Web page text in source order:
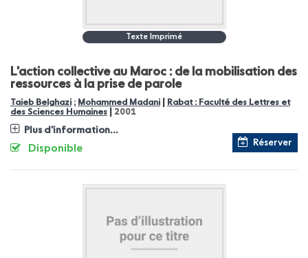
Texte Imprimé
L'action collective au Maroc : de la mobilisation des
ressources à la prise de parole
Taieb Belghazi ; Mohammed Madani
Rabat : Faculté des Lettres et
des Sciences Humaines
2001
Plus d'information...
Réserver
Disponible